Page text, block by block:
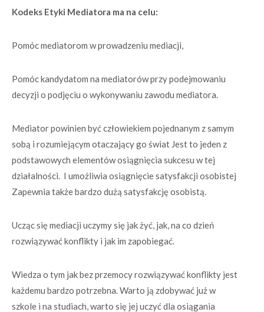
Kodeks Etyki Mediatora ma na celu:
Pomóc mediatorom w prowadzeniu mediacji,
Pomóc kandydatom na mediatorów przy podejmowaniu
decyzji o podjęciu o wykonywaniu zawodu mediatora.
Mediator powinien być człowiekiem pojednanym z samym
sobą i rozumiejącym otaczający go świat Jest to jeden z
podstawowych elementów osiągnięcia sukcesu w tej
działalności. I umożliwia osiągnięcie satysfakcji osobistej
Zapewnia także bardzo dużą satysfakcję osobistą.
Ucząc się mediacji uczymy się jak żyć, jak, na co dzień
rozwiązywać konflikty i jak im zapobiegać.
Wiedza o tym jak bez przemocy rozwiązywać konflikty jest
każdemu bardzo potrzebna. Warto ją zdobywać już w
szkole i na studiach, warto się jej uczyć dla osiągania